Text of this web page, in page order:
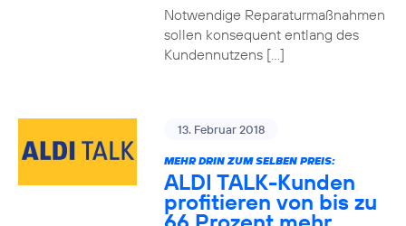
Notwendige Reparaturmaßnahmen
sollen konsequent entlang des
Kundennutzens […]
13. Februar 2018
MEHR DRIN ZUM SELBEN PREIS:
ALDI TALK-Kunden
profitieren von bis zu